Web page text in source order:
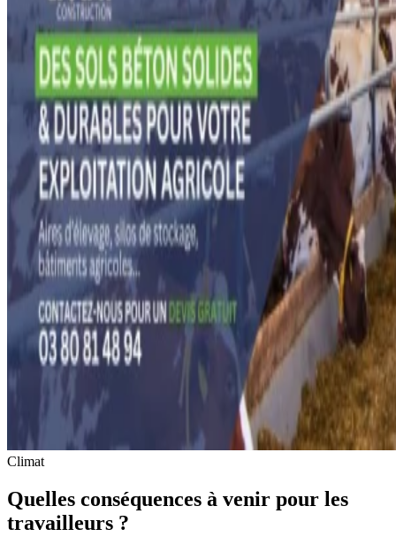
Climat
Quelles conséquences à venir pour les
travailleurs ?